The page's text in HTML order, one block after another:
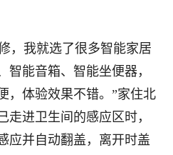
我就选了很多智能家居
智能音箱、智能坐便器，
，体验效果不错。”家住北
走进卫生间的感应区时，
应并自动翻盖，离开时盖